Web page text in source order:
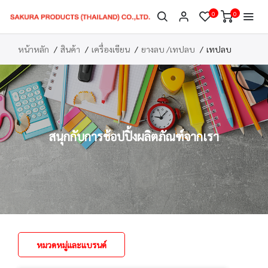
0 0
หน้าหลัก สินค้า เครื่องเขียน ยางลบ /เทปลบ เทปลบ
สนุกกับการช้อปปิ้งผลิตภัณฑ์จากเรา
หมวดหมู่และแบรนด์